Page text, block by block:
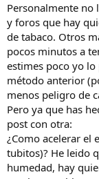
Personalmente no
y foros que hay
de tabaco. Otros
pocos minutos a
estimes poco yo
método anterior
menos peligro de
Pero ya que has
post con otra:
¿Como acelerar el
tubitos)? He leido
humedad, hay